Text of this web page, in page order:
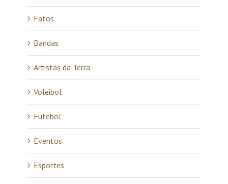
Fatos
Bandas
Artistas da Terra
Voleibol
Futebol
Eventos
Esportes